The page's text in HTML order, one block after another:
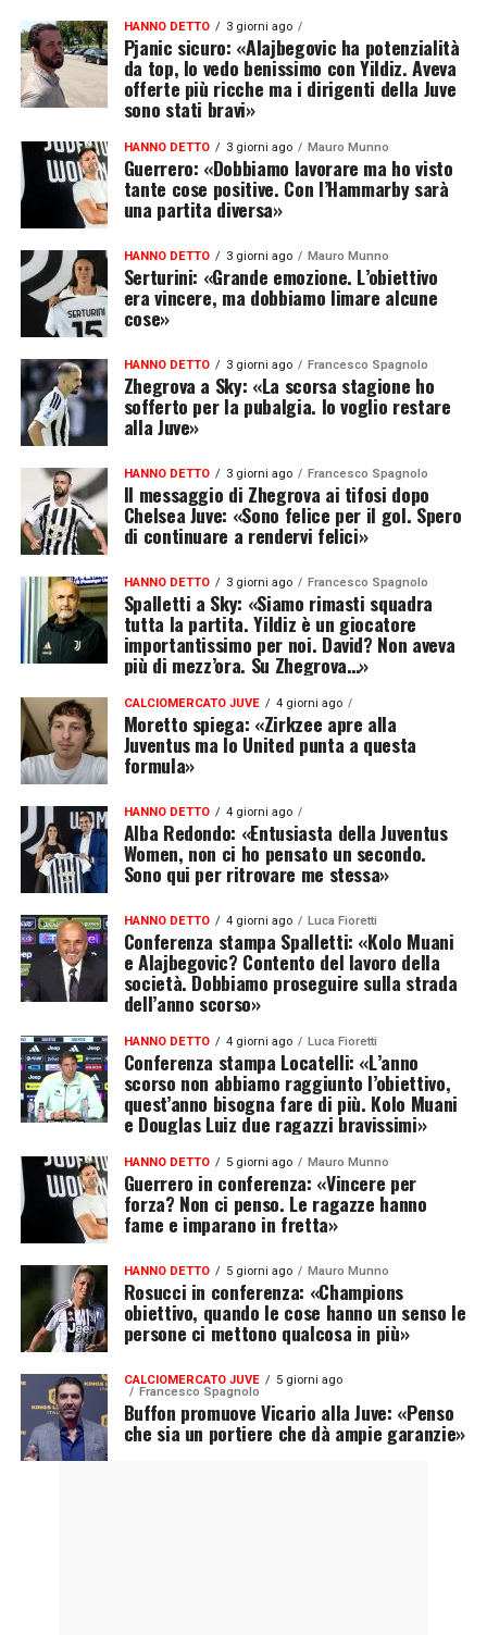
HANNO DETTO 3 giorni ago
Pjanic sicuro: «Alajbegovic ha potenzialità
da top, lo vedo benissimo con Yildiz. Aveva
offerte più ricche ma i dirigenti della Juve
sono stati bravi»
HANNO DETTO 3 giorni ago Mauro Munno
Guerrero: «Dobbiamo lavorare ma ho visto
tante cose positive. Con l’Hammarby sarà
una partita diversa»
HANNO DETTO 3 giorni ago Mauro Munno
Serturini: «Grande emozione. L’obiettivo
era vincere, ma dobbiamo limare alcune
cose»
HANNO DETTO 3 giorni ago Francesco Spagnolo
Zhegrova a Sky: «La scorsa stagione ho
sofferto per la pubalgia. Io voglio restare
alla Juve»
HANNO DETTO 3 giorni ago Francesco Spagnolo
Il messaggio di Zhegrova ai tifosi dopo
Chelsea Juve: «Sono felice per il gol. Spero
di continuare a rendervi felici»
HANNO DETTO 3 giorni ago Francesco Spagnolo
Spalletti a Sky: «Siamo rimasti squadra
tutta la partita. Yildiz è un giocatore
importantissimo per noi. David? Non aveva
più di mezz’ora. Su Zhegrova…»
CALCIOMERCATO JUVE 4 giorni ago
Moretto spiega: «Zirkzee apre alla
Juventus ma lo United punta a questa
formula»
HANNO DETTO 4 giorni ago
Alba Redondo: «Entusiasta della Juventus
Women, non ci ho pensato un secondo.
Sono qui per ritrovare me stessa»
HANNO DETTO 4 giorni ago Luca Fioretti
Conferenza stampa Spalletti: «Kolo Muani
e Alajbegovic? Contento del lavoro della
società. Dobbiamo proseguire sulla strada
dell’anno scorso»
HANNO DETTO 4 giorni ago Luca Fioretti
Conferenza stampa Locatelli: «L’anno
scorso non abbiamo raggiunto l’obiettivo,
quest’anno bisogna fare di più. Kolo Muani
e Douglas Luiz due ragazzi bravissimi»
HANNO DETTO 5 giorni ago Mauro Munno
Guerrero in conferenza: «Vincere per
forza? Non ci penso. Le ragazze hanno
fame e imparano in fretta»
HANNO DETTO 5 giorni ago Mauro Munno
Rosucci in conferenza: «Champions
obiettivo, quando le cose hanno un senso le
persone ci mettono qualcosa in più»
CALCIOMERCATO JUVE
5 giorni ago
Francesco Spagnolo
Buffon promuove Vicario alla Juve: «Penso
che sia un portiere che dà ampie garanzie»